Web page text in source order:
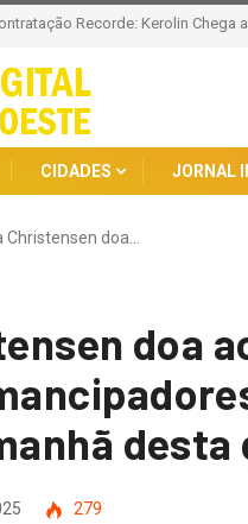
Cientistas Vítimas do AI-5: Um
CIDADES JORNAL
Christensen doa…
doa
279